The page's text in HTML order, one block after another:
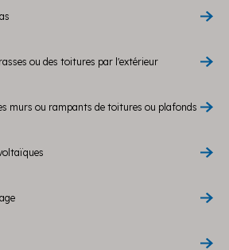
ou des toitures par l'extérieur
murs ou rampants de toitures ou plafonds